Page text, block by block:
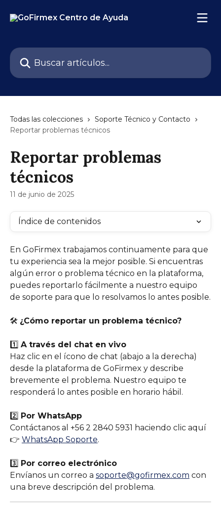
Buscar artículos...
Todas las colecciones
Soporte Técnico y Contacto
Reportar problemas técnicos
Reportar problemas
técnicos
11 de junio de 2025
Índice de contenidos
En GoFirmex trabajamos continuamente para que
tu experiencia sea la mejor posible. Si encuentras
algún error o problema técnico en la plataforma,
puedes reportarlo fácilmente a nuestro equipo
de soporte para que lo resolvamos lo antes posible.
🛠️ ¿Cómo reportar un problema técnico?
1️⃣ A través del chat en vivo
Haz clic en el ícono de chat (abajo a la derecha)
desde la plataforma de GoFirmex y describe
brevemente el problema. Nuestro equipo te
responderá lo antes posible en horario hábil.
2️⃣ Por WhatsApp
Contáctanos al +56 2 2840 5931 haciendo clic aquí
👉 WhatsApp Soporte.
3️⃣ Por correo electrónico
Envíanos un correo a soporte@gofirmex.com con
una breve descripción del problema.